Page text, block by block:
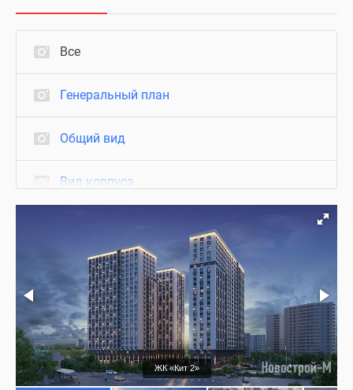
ЖК «Кит 2»
Все
Генеральный план
Общий вид
Вид корпуса
Вид из окон
Благоустройство
Подъезд